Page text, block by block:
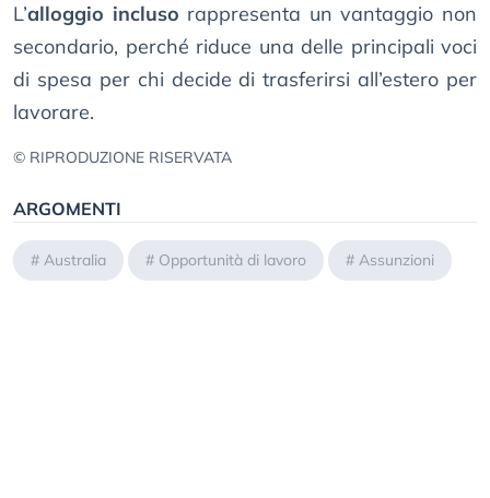
L’alloggio incluso rappresenta un vantaggio non
secondario, perché riduce una delle principali voci
di spesa per chi decide di trasferirsi all’estero per
lavorare.
© RIPRODUZIONE RISERVATA
ARGOMENTI
# Australia # Opportunità di lavoro # Assunzioni